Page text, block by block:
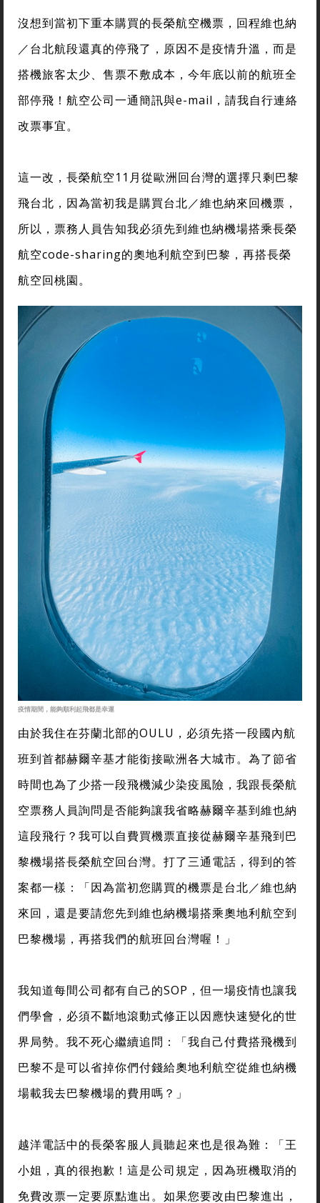
沒想到當初下重本購買的長榮航空機票，回程維也納
／台北航段還真的停飛了，原因不是疫情升溫，而是
搭機旅客太少、售票不敷成本，今年底以前的航班全
部停飛！航空公司一通簡訊與e-mail，請我自行連絡
改票事宜。
這一改，長榮航空11月從歐洲回台灣的選擇只剩巴黎
飛台北，因為當初我是購買台北／維也納來回機票，
所以，票務人員告知我必須先到維也納機場搭乘長榮
航空code-sharing的奧地利航空到巴黎，再搭長榮
航空回桃園。
疫情期間，能夠順利起飛都是幸運
由於我住在芬蘭北部的OULU，必須先搭一段國內航
班到首都赫爾辛基才能銜接歐洲各大城市。為了節省
時間也為了少搭一段飛機減少染疫風險，我跟長榮航
空票務人員詢問是否能夠讓我省略赫爾辛基到維也納
這段飛行？我可以自費買機票直接從赫爾辛基飛到巴
黎機場搭長榮航空回台灣。打了三通電話，得到的答
案都一樣：「因為當初您購買的機票是台北／維也納
來回，還是要請您先到維也納機場搭乘奧地利航空到
巴黎機場，再搭我們的航班回台灣喔！」
我知道每間公司都有自己的SOP，但一場疫情也讓我
們學會，必須不斷地滾動式修正以因應快速變化的世
界局勢。我不死心繼續追問：「我自己付費搭飛機到
巴黎不是可以省掉你們付錢給奧地利航空從維也納機
場載我去巴黎機場的費用嗎？」
越洋電話中的長榮客服人員聽起來也是很為難：「王
小姐，真的很抱歉！這是公司規定，因為班機取消的
免費改票一定要原點進出。如果您要改由巴黎進出，